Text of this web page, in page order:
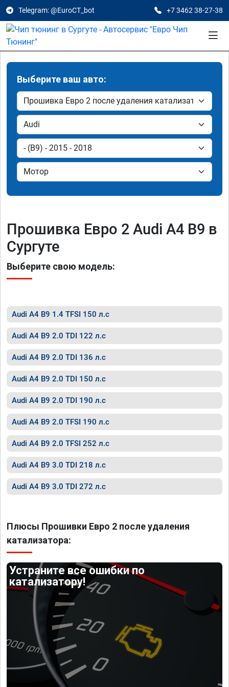
Telegram: @EuroCT_bot +7 3462 38-27-38
Выберите ваш авто:
Прошивка Евро 2 Audi A4 B9 в
Сургуте
Выберите свою модель:
Audi A4 B9 1.4 TFSI 150 л.с
Audi A4 B9 2.0 TDI 122 л.с
Audi A4 B9 2.0 TDI 136 л.с
Audi A4 B9 2.0 TDI 150 л.с
Audi A4 B9 2.0 TDI 190 л.с
Audi A4 B9 2.0 TFSI 190 л.с
Audi A4 B9 2.0 TFSI 252 л.с
Audi A4 B9 3.0 TDI 218 л.с
Audi A4 B9 3.0 TDI 272 л.с
Плюсы Прошивки Евро 2 после удаления
катализатора:
Устраните все ошибки по
катализатору!